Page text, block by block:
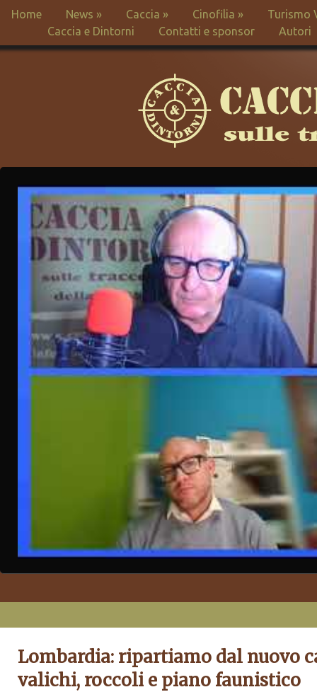
Home News » Caccia » Cinofilia »
Turismo
Caccia e Dintorni
Contatti e sponsor Autori
Lombardia: ripartiamo dal nuovo
valichi, roccoli e piano faunistico